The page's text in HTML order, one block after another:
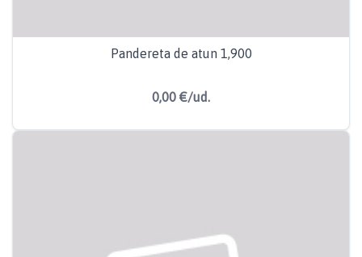
Pandereta de atun 1,900
0,00 €/ud.